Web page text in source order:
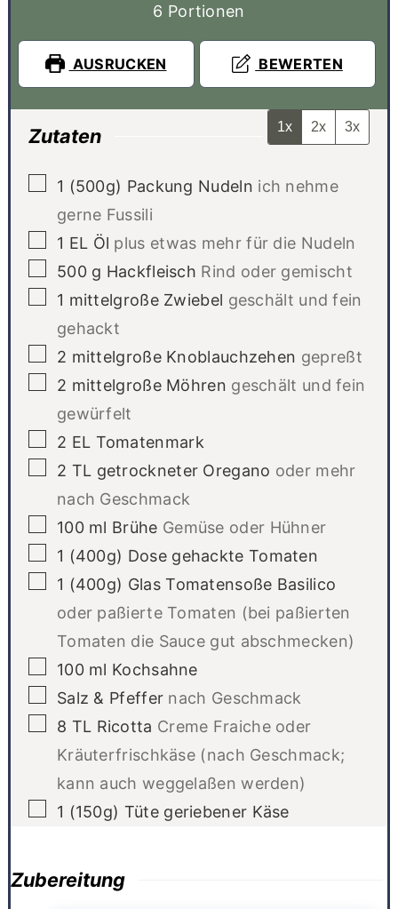
6 Portionen
AUSRUCKEN BEWERTEN
Zutaten 1x 2x 3x
▢
1 (500g) Packung Nudeln ich nehme
gerne Fussili
▢
1 EL Öl plus etwas mehr für die Nudeln
▢
500 g Hackfleisch Rind oder gemischt
▢
1 mittelgroße Zwiebel geschält und fein
gehackt
▢
2 mittelgroße Knoblauchzehen gepreßt
▢
2 mittelgroße Möhren geschält und fein
gewürfelt
▢
2 EL Tomatenmark
▢
2 TL getrockneter Oregano oder mehr
nach Geschmack
▢
100 ml Brühe Gemüse oder Hühner
▢
1 (400g) Dose gehackte Tomaten
▢
1 (400g) Glas Tomatensoße Basilico
oder paßierte Tomaten (bei paßierten
Tomaten die Sauce gut abschmecken)
▢
100 ml Kochsahne
▢
Salz & Pfeffer nach Geschmack
▢
8 TL Ricotta Creme Fraiche oder
Kräuterfrischkäse (nach Geschmack;
kann auch weggelaßen werden)
▢
1 (150g) Tüte geriebener Käse
Zubereitung